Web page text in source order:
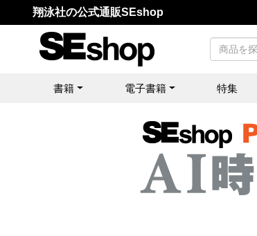
翔泳社の公式通販SEshop
書籍 電子書籍 特集